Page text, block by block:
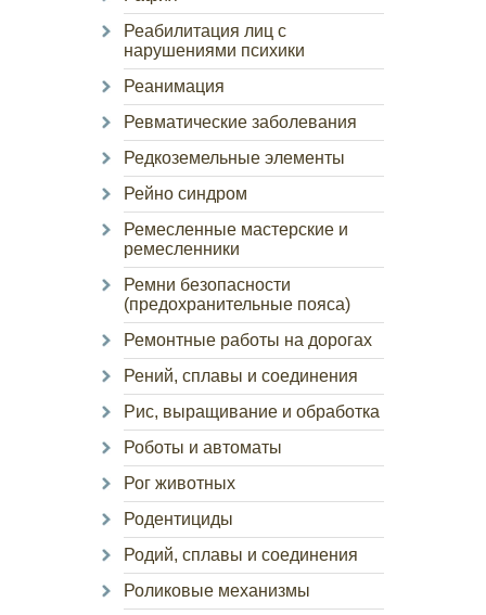
Реабилитация лиц с
нарушениями психики
Реанимация
Ревматические заболевания
Редкоземельные элементы
Рейно синдром
Ремесленные мастерские и
ремесленники
Ремни безопасности
(предохранительные пояса)
Ремонтные работы на дорогах
Рений, сплавы и соединения
Рис, выращивание и обработка
Роботы и автоматы
Рог животных
Родентициды
Родий, сплавы и соединения
Роликовые механизмы